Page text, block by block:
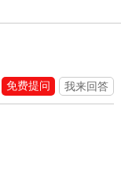
我来回答
免费提问